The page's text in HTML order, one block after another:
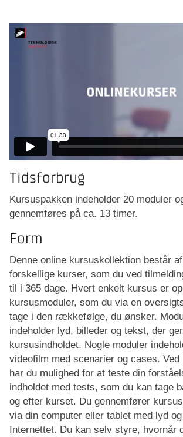
Tidsforbrug
Kursuspakken indeholder 20 moduler
gennemføres på ca. 13 timer.
Form
Denne online kursuskollektion består
forskellige kurser, som du ved
til i 365 dage. Hvert enkelt kursus er
kursusmoduler, som du via en
tage i den rækkefølge, du ønsker.
indeholder lyd, billeder og tekst, der
kursusindholdet. Nogle moduler
videofilm med scenarier og cases.
har du mulighed for at teste din
indholdet med tests, som du kan tage
og efter kurset. Du gennemfører
via din computer eller tablet med lyd
Internettet. Du kan selv styre, hvornår